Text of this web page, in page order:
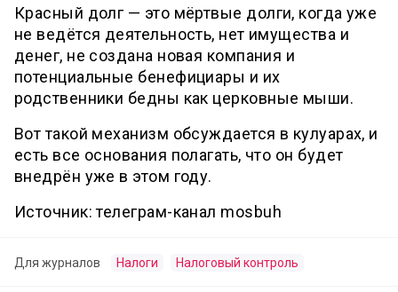
Красный долг — это мёртвые долги, когда уже
не ведётся деятельность, нет имущества и
денег, не создана новая компания и
потенциальные бенефициары и их
родственники бедны как церковные мыши.
Вот такой механизм обсуждается в кулуарах, и
есть все основания полагать, что он будет
внедрён уже в этом году.
Источник: телеграм-канал mosbuh
Для журналов Налоги Налоговый контроль